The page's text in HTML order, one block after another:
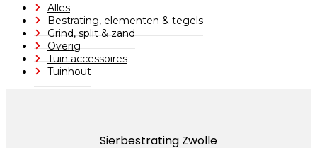
Alles
Bestrating, elementen & tegels
Grind, split & zand
Overig
Tuin accessoires
Tuinhout
Sierbestrating Zwolle